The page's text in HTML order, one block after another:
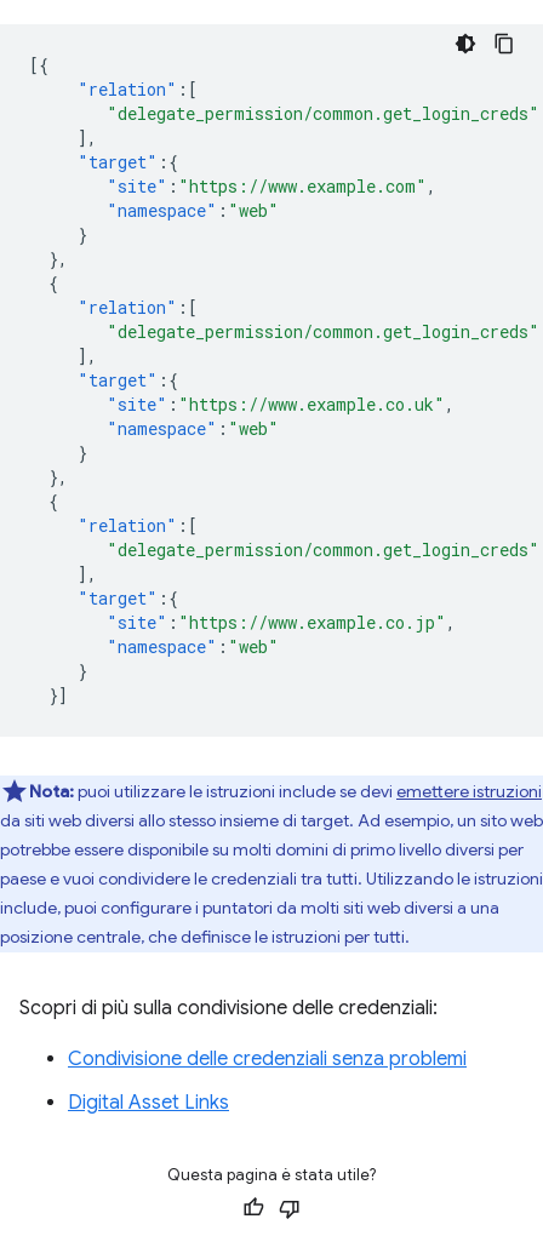
[{
"relation" :[
"delegate_permission/common.get_login_creds"
],
"target" :{
"site" : "https://www.example.com" ,
"namespace" : "web"
}
},
{
"relation" :[
"delegate_permission/common.get_login_creds"
],
"target" :{
"site" : "https://www.example.co.uk" ,
"namespace" : "web"
}
},
{
"relation" :[
"delegate_permission/common.get_login_creds"
],
"target" :{
"site" : "https://www.example.co.jp" ,
"namespace" : "web"
}
}]
Nota:puoi utilizzare le istruzioni include se devi emettere istruzioni
da siti web diversi allo stesso insieme di target. Ad esempio, un sito web
potrebbe essere disponibile su molti domini di primo livello diversi per
paese e vuoi condividere le credenziali tra tutti. Utilizzando le istruzioni
include, puoi configurare i puntatori da molti siti web diversi a una
posizione centrale, che definisce le istruzioni per tutti.
Scopri di più sulla condivisione delle credenziali:
Condivisione delle credenziali senza problemi
Digital Asset Links
Questa pagina è stata utile?